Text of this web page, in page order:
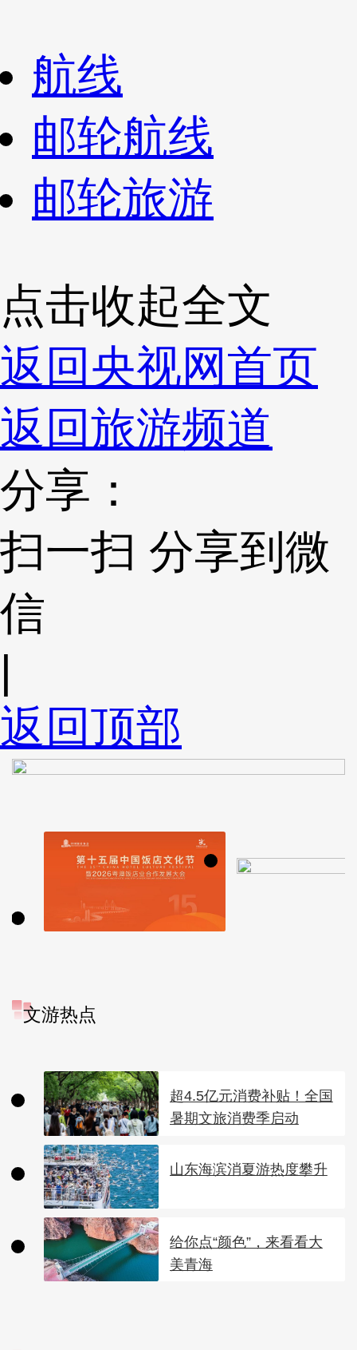
航线
邮轮航线
邮轮旅游
点击收起全文
返回央视网首页
返回旅游频道
分享：
扫一扫 分享到微
信
|
返回顶部
文游热点
超4.5亿元消费补贴！全国
暑期文旅消费季启动
山东海滨消夏游热度攀升
给你点“颜色”，来看看大
美青海